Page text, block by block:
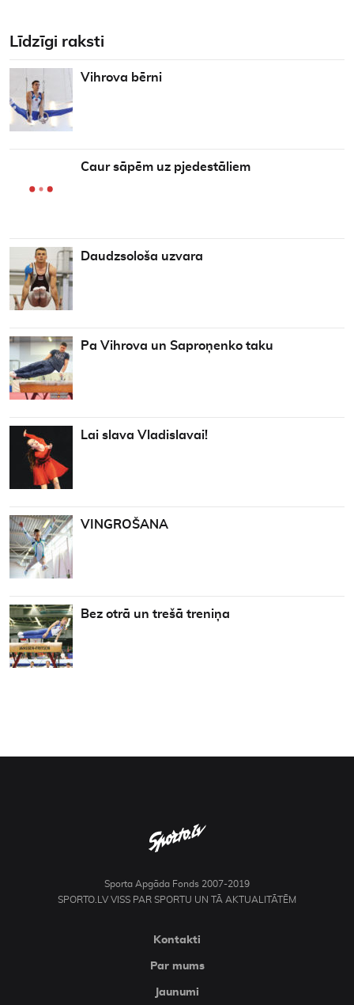
Līdzīgi raksti
Vihrova bērni
Caur sāpēm uz pjedestāliem
Daudzsološa uzvara
Pa Vihrova un Saproņenko taku
Lai slava Vladislavai!
VINGROŠANA
Bez otrā un trešā treniņa
Sporta Apgāda Fonds 2007-2019
SPORTO.LV VISS PAR SPORTU UN TĀ AKTUALITĀTĒM
Kontakti
Par mums
Jaunumi